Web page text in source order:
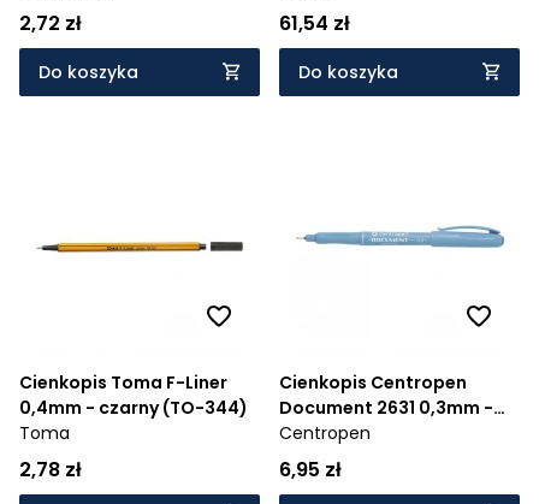
2,72 zł
Do koszyka
61,54 zł
Do koszyka
Cienkopis Toma F-Liner
0,4mm - czarny (TO-344)
Toma
2,78 zł
Cienkopis Centropen
Document 2631 0,3mm -
czarny
Centropen
6,95 zł